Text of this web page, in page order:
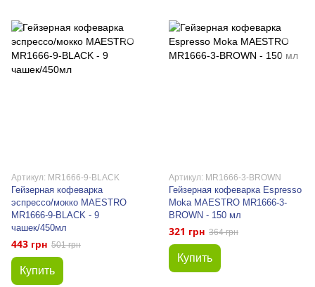
Артикул: MR1666-9-BLACK
Гейзерная кофеварка
эспрессо/мокко MAESTRO
MR1666-9-BLACK - 9
чашек/450мл
443 грн 501 грн
Купить
Артикул: MR1666-3-BROWN
Гейзерная кофеварка Espresso
Moka MAESTRO MR1666-3-
BROWN - 150 мл
321 грн 364 грн
Купить